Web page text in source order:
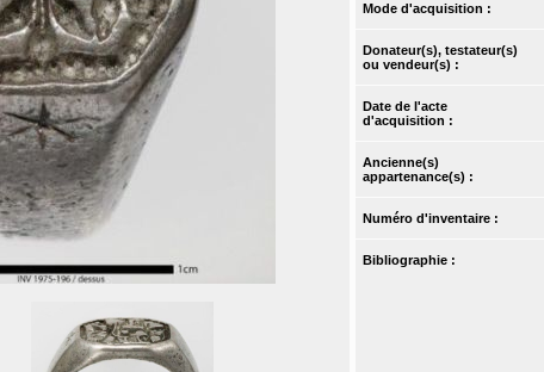
Mode d'acquisition :
Donateur(s), testateur(s)
ou vendeur(s) :
Date de l'acte
d'acquisition :
Ancienne(s)
appartenance(s) :
Numéro d'inventaire :
Bibliographie :